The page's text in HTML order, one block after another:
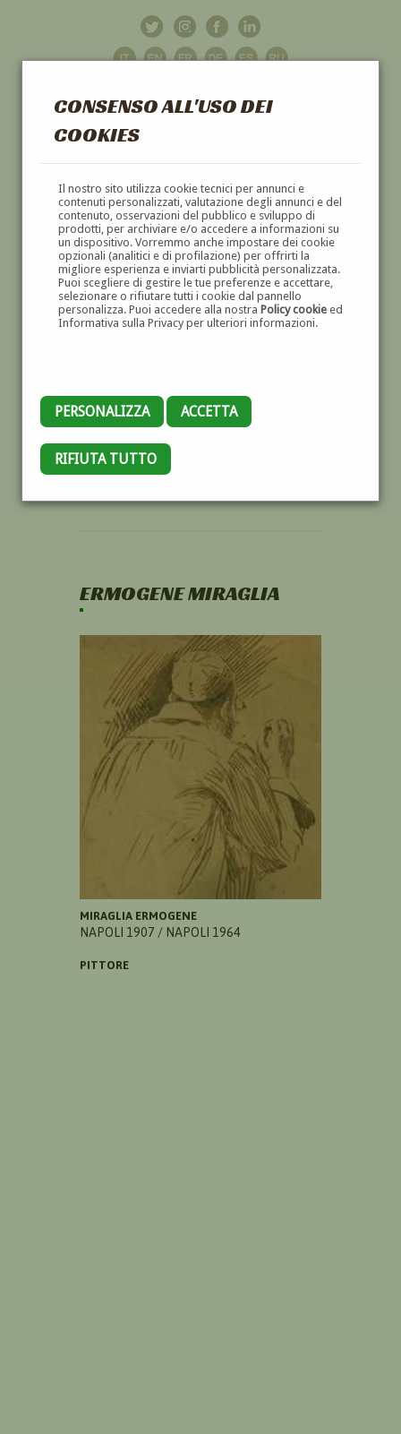
CONSENSO ALL'USO DEI
COOKIES
Il nostro sito utilizza cookie tecnici per annunci e
contenuti personalizzati, valutazione degli annunci e del
contenuto, osservazioni del pubblico e sviluppo di
prodotti, per archiviare e/o accedere a informazioni su
un dispositivo. Vorremmo anche impostare dei cookie
opzionali (analitici e di profilazione) per offrirti la
migliore esperienza e inviarti pubblicità personalizzata.
Puoi scegliere di gestire le tue preferenze e accettare,
selezionare o rifiutare tutti i cookie dal pannello
personalizza. Puoi accedere alla nostra Policy cookieed
Informativa sulla Privacy per ulteriori informazioni.
PERSONALIZZA ACCETTA
RIFIUTA TUTTO
GALLERIAD'ARTE
DIPINTI E SCULTURE '800 E '900
ERMOGENE MIRAGLIA
MIRAGLIA ERMOGENE
NAPOLI 1907 / NAPOLI 1964
PITTORE